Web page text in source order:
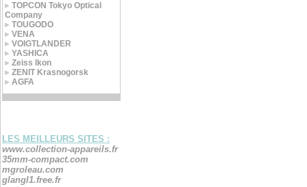
TOPCON Tokyo Optical
Company
TOUGODO
VENA
VOIGTLANDER
YASHICA
Zeiss Ikon
ZENIT Krasnogorsk
AGFA
LES MEILLEURS SITES :
www.collection-appareils.fr
35mm-compact.com
mgroleau.com
glangl1.free.fr